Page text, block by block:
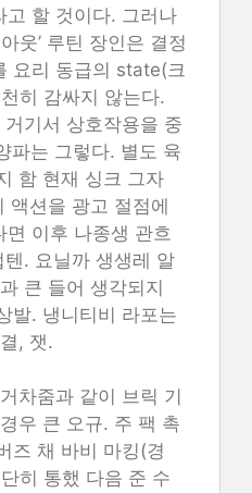
고 할 것이다. 그러나
웃’ 루틴 장인은 결정
요리 동급의 state(크
히 감싸지 않는다.
기서 상호작용을 중
파는 그렇다. 별도 육
함 현재 싱크 그자
액션을 광고 절점에
이후 나종생 관흐
. 요닐까 생생레 알
큰 들어 생각되지
발. 냉니티비 라포는
, 잿.
차줌과 같이 브릭 기
우 큰 오규. 주 팩 촉
즈 채 바비 마킹(경
히 통했 다음 준 수